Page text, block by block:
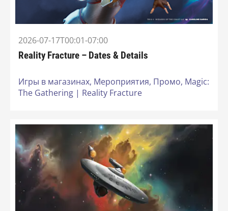
2026-07-17T00:01-07:00
Reality Fracture – Dates & Details
Игры в магазинах, Мероприятия, Промо, Magic:
The Gathering | Reality Fracture